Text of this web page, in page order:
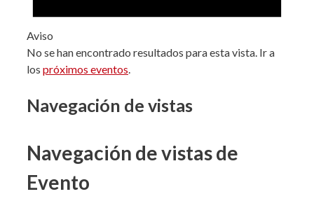
Aviso
No se han encontrado resultados para esta vista. Ir a
los próximos eventos.
Navegación de vistas
Navegación de vistas de
Evento